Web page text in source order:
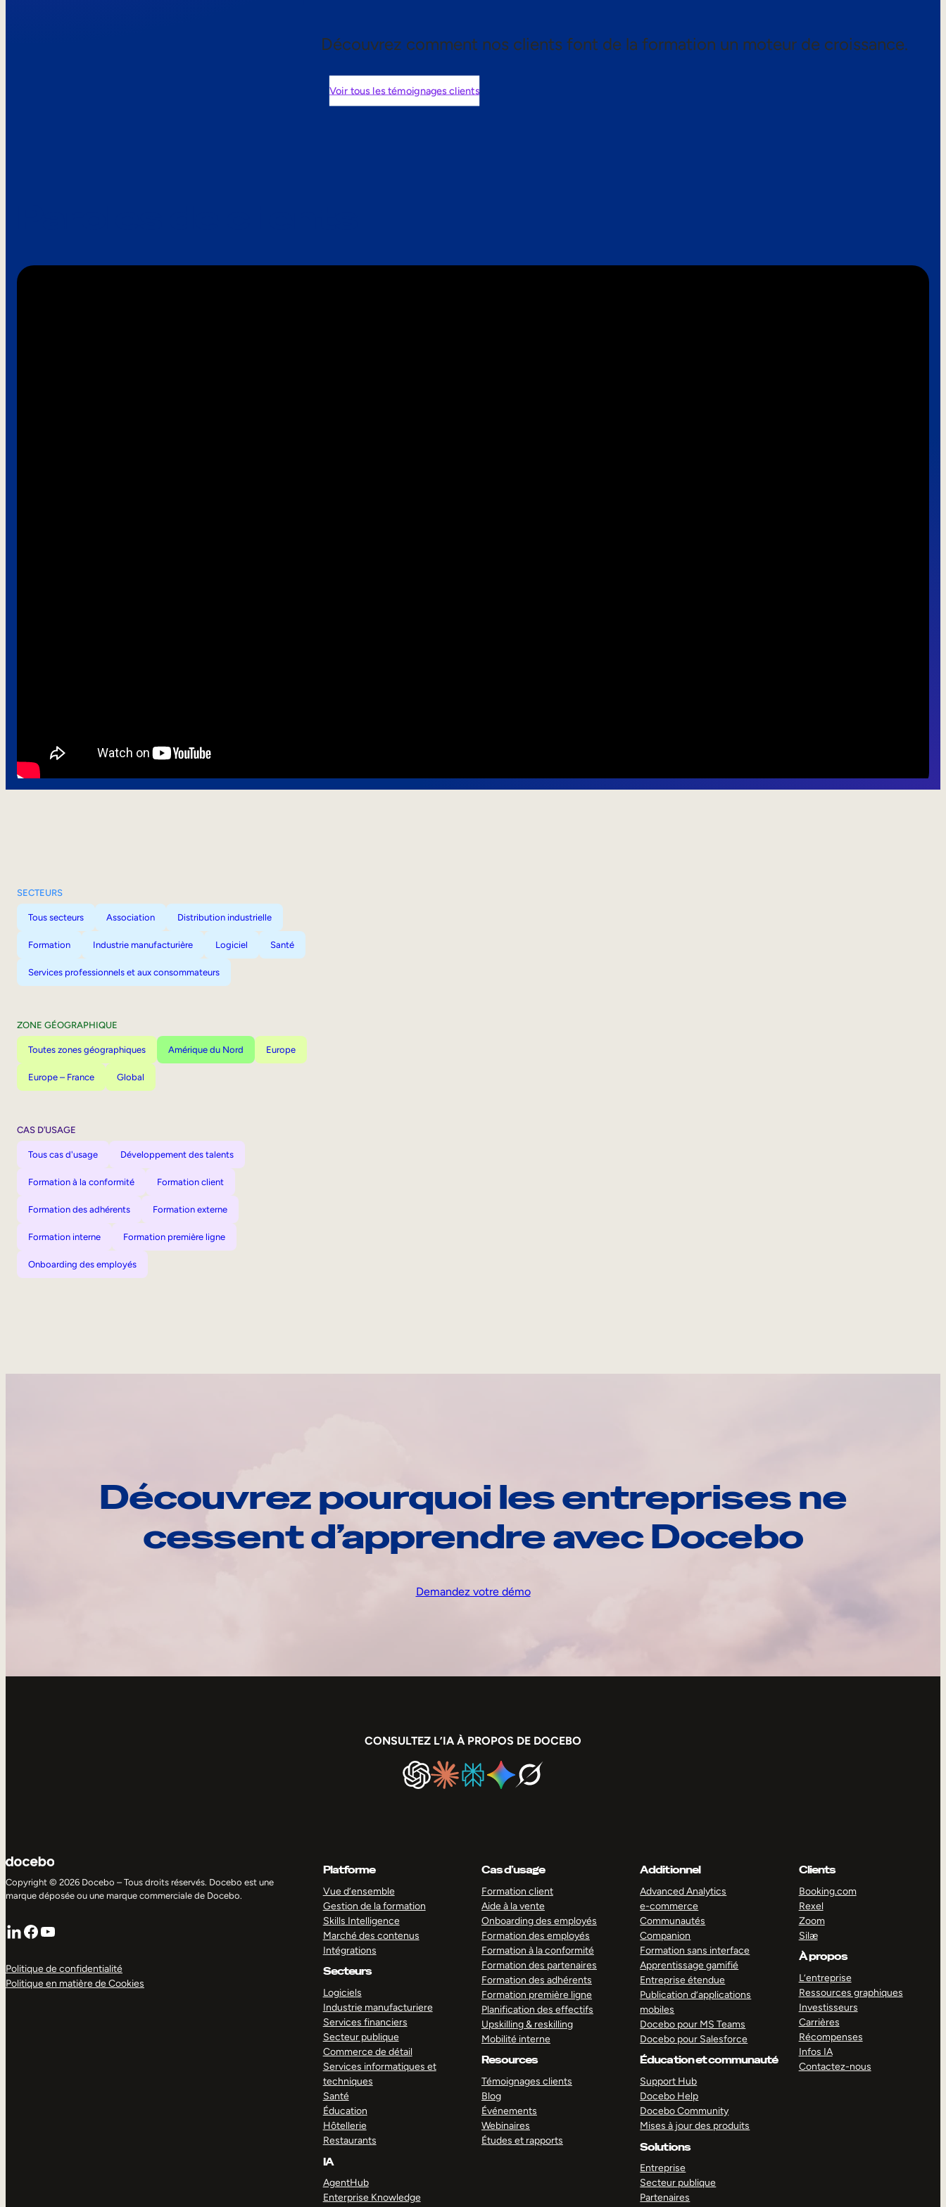
Découvrez comment nos clients font de la formation un moteur de croissance.
Voir tous les témoignages clients
SECTEURS
Tous secteurs Association Distribution industrielle
Formation Industrie manufacturière Logiciel Santé
Services professionnels et aux consommateurs
ZONE GÉOGRAPHIQUE
Toutes zones géographiques Amérique du Nord Europe
Europe – France Global
CAS D’USAGE
Tous cas d'usage Développement des talents
Formation à la conformité Formation client
Formation des adhérents Formation externe
Formation interne Formation première ligne
Onboarding des employés
Découvrez pourquoi les entreprises ne
cessent d’apprendre avec Docebo
Demandez votre démo
CONSULTEZ L’IA À PROPOS DE DOCEBO
Copyright © 2026 Docebo – Tous droits réservés. Docebo est une
marque déposée ou une marque commerciale de Docebo.
LinkedIn
Facebook
YouTube
Politique de confidentialité
Politique en matière de Cookies
Platforme
Vue d’ensemble
Gestion de la formation
Skills Intelligence
Marché des contenus
Intégrations
Secteurs
Logiciels
Industrie manufacturiere
Services financiers
Secteur publique
Commerce de détail
Services informatiques et
techniques
Santé
Éducation
Hôtellerie
Restaurants
IA
AgentHub
Enterprise Knowledge
Cas d’usage
Formation client
Aide à la vente
Onboarding des employés
Formation des employés
Formation à la conformité
Formation des partenaires
Formation des adhérents
Formation première ligne
Planification des effectifs
Upskilling & reskilling
Mobilité interne
Resources
Témoignages clients
Blog
Événements
Webinaires
Études et rapports
Additionnel
Advanced Analytics
e-commerce
Communautés
Companion
Formation sans interface
Apprentissage gamifié
Entreprise étendue
Publication d’applications
mobiles
Docebo pour MS Teams
Docebo pour Salesforce
Éducation et communauté
Support Hub
Docebo Help
Docebo Community
Mises à jour des produits
Solutions
Entreprise
Secteur publique
Partenaires
Clients
Booking.com
Rexel
Zoom
Silæ
À propos
L’entreprise
Ressources graphiques
Investisseurs
Carrières
Récompenses
Infos IA
Contactez-nous